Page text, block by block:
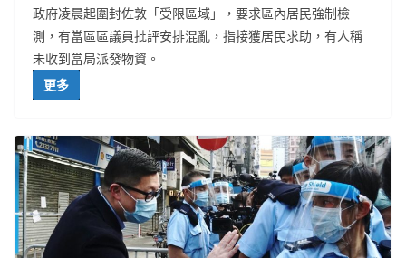
政府凌晨起圍封佐敦「受限區域」，要求區內居民強制檢
測，有當區區議員批評安排混亂，指接獲居民求助，有人稱
未收到當局派發物資。
更多